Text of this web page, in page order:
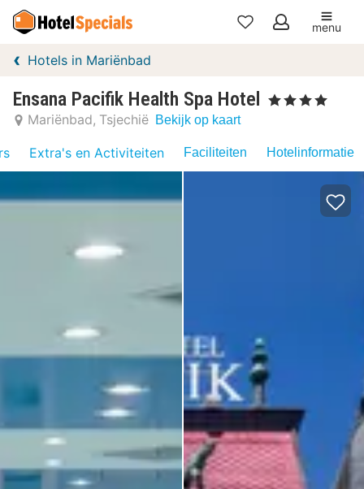
Mijn
menu
Hotels in Mariënbad
Ensana Pacifik Health Spa Hotel , 4 Sterren
Mariënbad Tsjechië Bekijk op kaart
Extra's en Activiteiten Faciliteiten Hotelinformatie